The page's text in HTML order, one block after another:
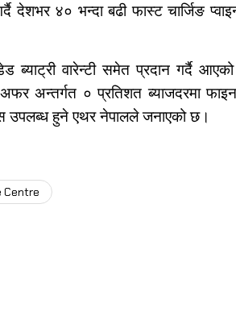
देशभर ४० भन्दा बढी फास्ट चार्जिङ
वारेन्टी समेत प्रदान गर्दै आएको
अन्तर्गत ० प्रतिशत ब्याजदरमा
उपलब्ध हुने एथर नेपालले जनाएको छ।
Centre